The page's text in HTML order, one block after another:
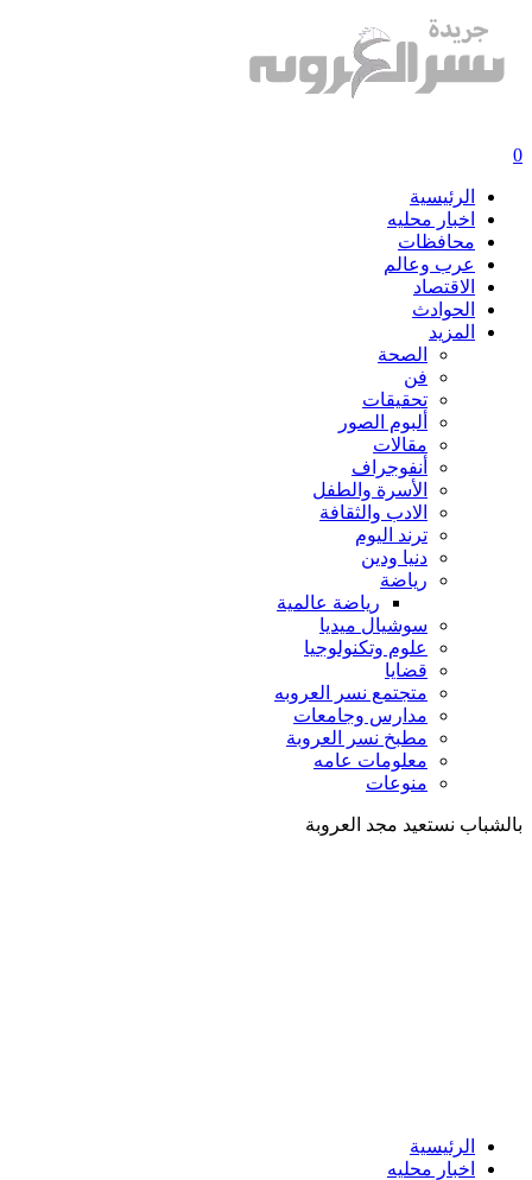
0
الرئيسية
اخبار محليه
محافظات
عرب وعالم
الاقتصاد
الحوادث
المزيد
الصحة
فن
تحقيقات
ألبوم الصور
مقالات
أنفوجراف
الأسرة والطفل
الادب والثقافة
ترند اليوم
دنيا ودين
رياضة
رياضة عالمية
سوشيال ميديا
علوم وتكنولوجيا
قضايا
متجتمع نسر العروبه
مدارس وجامعات
مطبخ نسر العروبة
معلومات عامه
منوعات
بالشباب نستعيد مجد العروبة
الرئيسية
اخبار محليه